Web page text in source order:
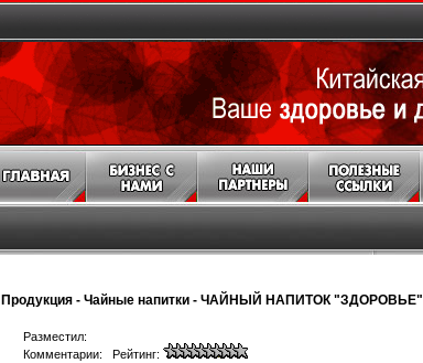
Продукция - Чайные напитки - ЧАЙНЫЙ НАПИТОК "ЗДОРОВЬЕ"
Разместил:
Комментарии: Рейтинг: